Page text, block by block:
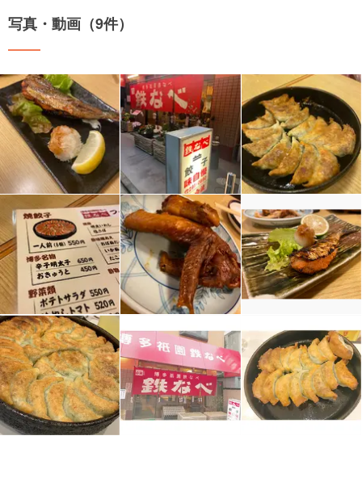
写真・動画（9件）